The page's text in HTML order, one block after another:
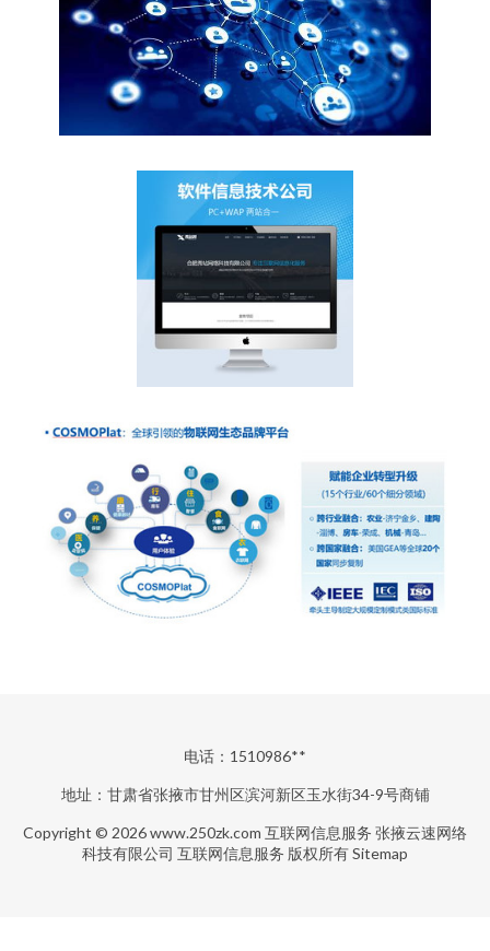
电话：1510986**
地址：甘肃省张掖市甘州区滨河新区玉水街34-9号商铺
Copyright © 2026www.250zk.com 互联网信息服务 张掖云速网络
科技有限公司 互联网信息服务 版权所有Sitemap